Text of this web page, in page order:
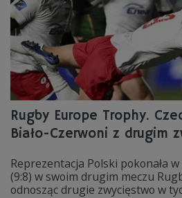
Rugby Europe Trophy.
Biało-Czerwoni z drugim
Reprezentacja Polski pokonała
(9:8) w swoim drugim meczu
odnosząc drugie zwycięstwo w